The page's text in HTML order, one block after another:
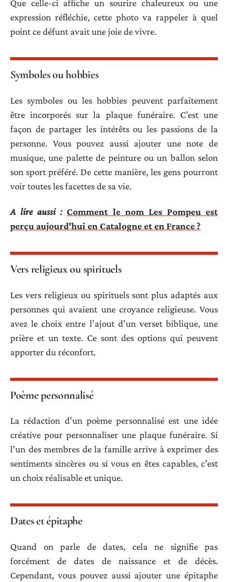
Que celle-ci affiche un sourire chaleureux ou une
expression réfléchie, cette photo va rappeler à quel
point ce défunt avait une joie de vivre.
Symboles ou hobbies
Les symboles ou les hobbies peuvent parfaitement
être incorporés sur la plaque funéraire. C’est une
façon de partager les intérêts ou les passions de la
personne. Vous pouvez aussi ajouter une note de
musique, une palette de peinture ou un ballon selon
son sport préféré. De cette manière, les gens pourront
voir toutes les facettes de sa vie.
A lire aussi : Comment le nom Les Pompeu est
perçu aujourd'hui en Catalogne et en France ?
Vers religieux ou spirituels
Les vers religieux ou spirituels sont plus adaptés aux
personnes qui avaient une croyance religieuse. Vous
avez le choix entre l’ajout d’un verset biblique, une
prière et un texte. Ce sont des options qui peuvent
apporter du réconfort.
Poème personnalisé
La rédaction d’un poème personnalisé est une idée
créative pour personnaliser une plaque funéraire. Si
l’un des membres de la famille arrive à exprimer des
sentiments sincères ou si vous en êtes capables, c’est
un choix réalisable et unique.
Dates et épitaphe
Quand on parle de dates, cela ne signifie pas
forcément de dates de naissance et de décès.
Cependant, vous pouvez aussi ajouter une épitaphe